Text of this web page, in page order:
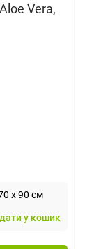
Vera,
x 90 см
у кошик